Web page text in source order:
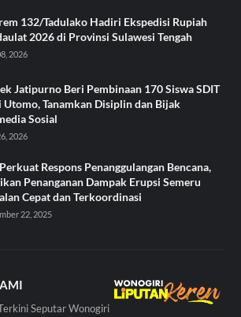
132/Tadulako Hadiri Ekspedisi Rupiah
2026 di Provinsi Sulawesi Tengah
2026
Jatipurno Beri Pembinaan 170 Siswa SDIT
Utomo, Tanamkan Disiplin dan Bijak
Sosial
2026
Respons Penanggulangan Bencana,
Penanganan Dampak Erupsi Semeru
Cepat dan Terkoordinasi
22, 2025
Seputar Wonogiri